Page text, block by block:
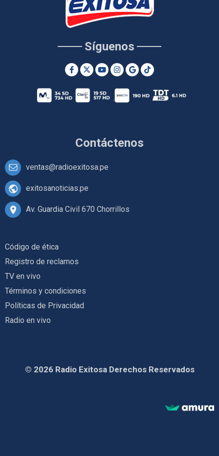
Contáctenos
ventas@radioexitosa.pe
exitosanoticias.pe
Av. Guardia Civil 670 Chorrillos
Síguenos
Código de ética
Registro de reclamos
TV en vivo
Términos y condiciones
Políticas de Privacidad
Radio en vivo
© 2026 Radio Exitosa Derechos Reservados